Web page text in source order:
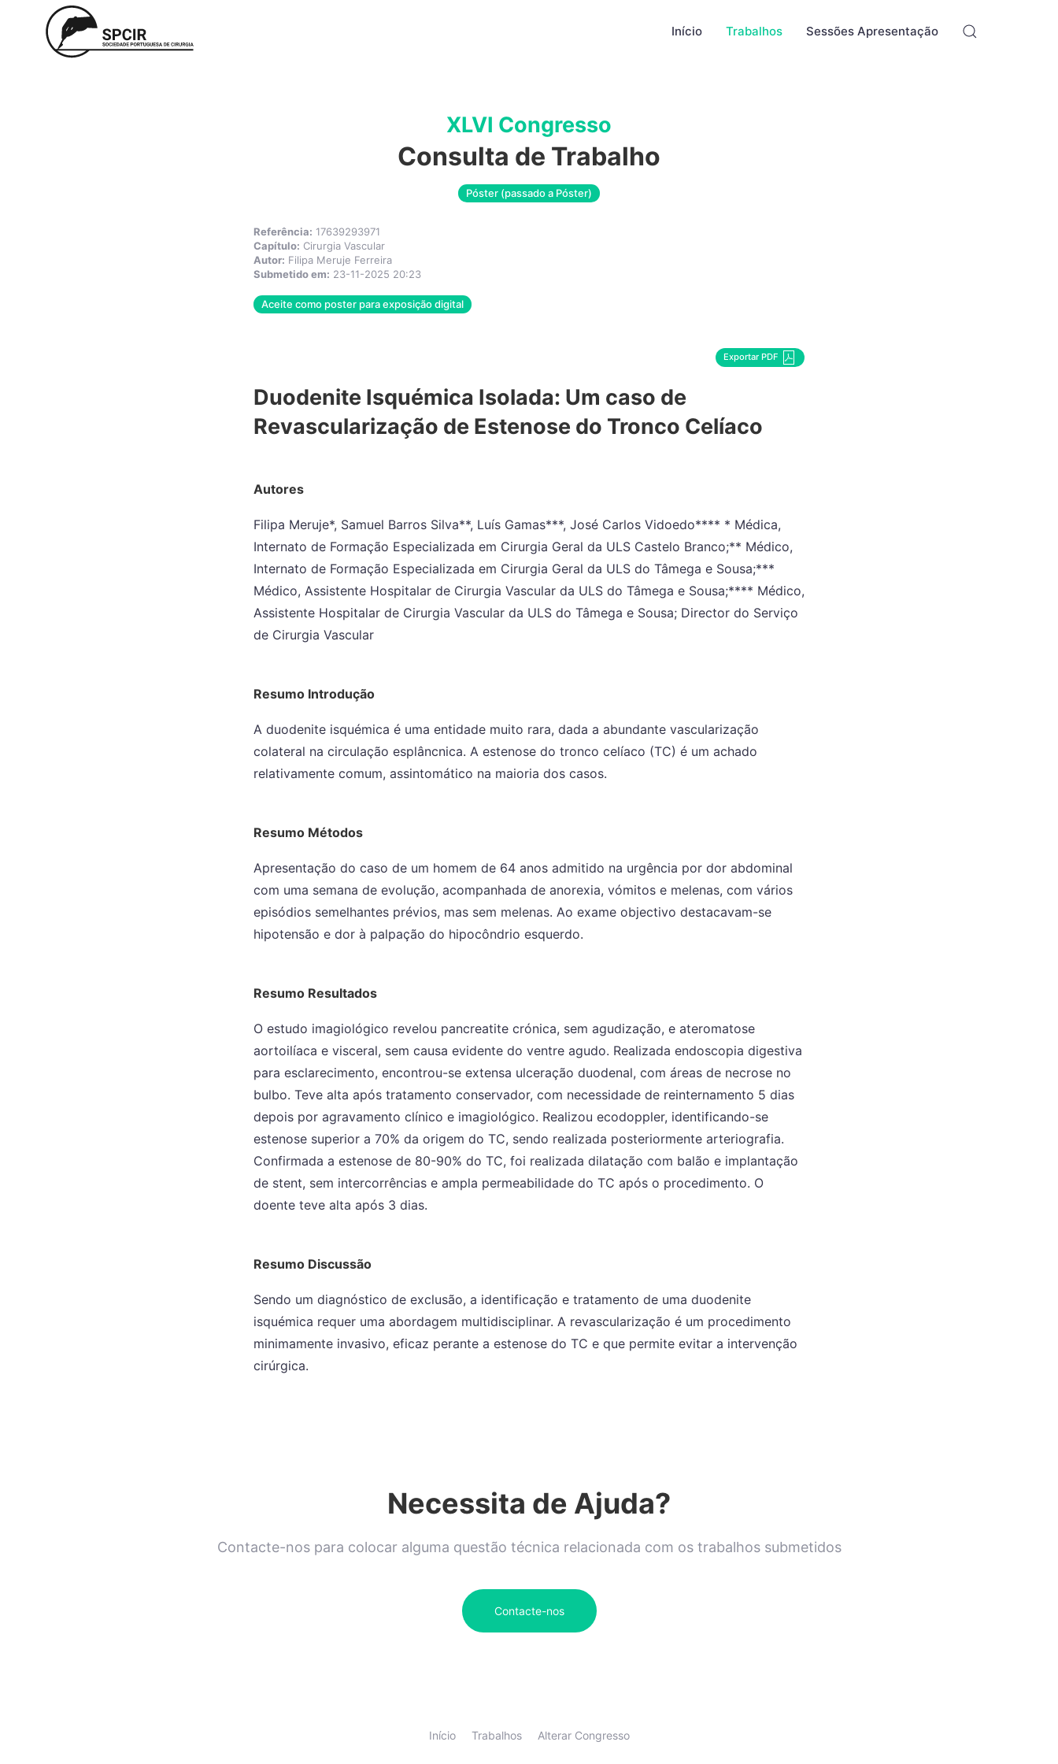
Início Trabalhos Sessões Apresentação
XLVI Congresso
Consulta de Trabalho
Póster (passado a Póster)
Referência: 17639293971
Capítulo: Cirurgia Vascular
Autor: Filipa Meruje Ferreira
Submetido em: 23-11-2025 20:23
Aceite como poster para exposição digital
Exportar PDF
Duodenite Isquémica Isolada: Um caso de
Revascularização de Estenose do Tronco Celíaco
Autores
Filipa Meruje*, Samuel Barros Silva**, Luís Gamas***, José Carlos Vidoedo**** * Médica,
Internato de Formação Especializada em Cirurgia Geral da ULS Castelo Branco;** Médico,
Internato de Formação Especializada em Cirurgia Geral da ULS do Tâmega e Sousa;***
Médico, Assistente Hospitalar de Cirurgia Vascular da ULS do Tâmega e Sousa;**** Médico,
Assistente Hospitalar de Cirurgia Vascular da ULS do Tâmega e Sousa; Director do Serviço
de Cirurgia Vascular
Resumo Introdução
A duodenite isquémica é uma entidade muito rara, dada a abundante vascularização
colateral na circulação esplâncnica. A estenose do tronco celíaco (TC) é um achado
relativamente comum, assintomático na maioria dos casos.
Resumo Métodos
Apresentação do caso de um homem de 64 anos admitido na urgência por dor abdominal
com uma semana de evolução, acompanhada de anorexia, vómitos e melenas, com vários
episódios semelhantes prévios, mas sem melenas. Ao exame objectivo destacavam-se
hipotensão e dor à palpação do hipocôndrio esquerdo.
Resumo Resultados
O estudo imagiológico revelou pancreatite crónica, sem agudização, e ateromatose
aortoilíaca e visceral, sem causa evidente do ventre agudo. Realizada endoscopia digestiva
para esclarecimento, encontrou-se extensa ulceração duodenal, com áreas de necrose no
bulbo. Teve alta após tratamento conservador, com necessidade de reinternamento 5 dias
depois por agravamento clínico e imagiológico. Realizou ecodoppler, identificando-se
estenose superior a 70% da origem do TC, sendo realizada posteriormente arteriografia.
Confirmada a estenose de 80-90% do TC, foi realizada dilatação com balão e implantação
de stent, sem intercorrências e ampla permeabilidade do TC após o procedimento. O
doente teve alta após 3 dias.
Resumo Discussão
Sendo um diagnóstico de exclusão, a identificação e tratamento de uma duodenite
isquémica requer uma abordagem multidisciplinar. A revascularização é um procedimento
minimamente invasivo, eficaz perante a estenose do TC e que permite evitar a intervenção
cirúrgica.
Necessita de Ajuda?
Contacte-nos para colocar alguma questão técnica relacionada com os trabalhos submetidos
Contacte-nos
Início Trabalhos Alterar Congresso